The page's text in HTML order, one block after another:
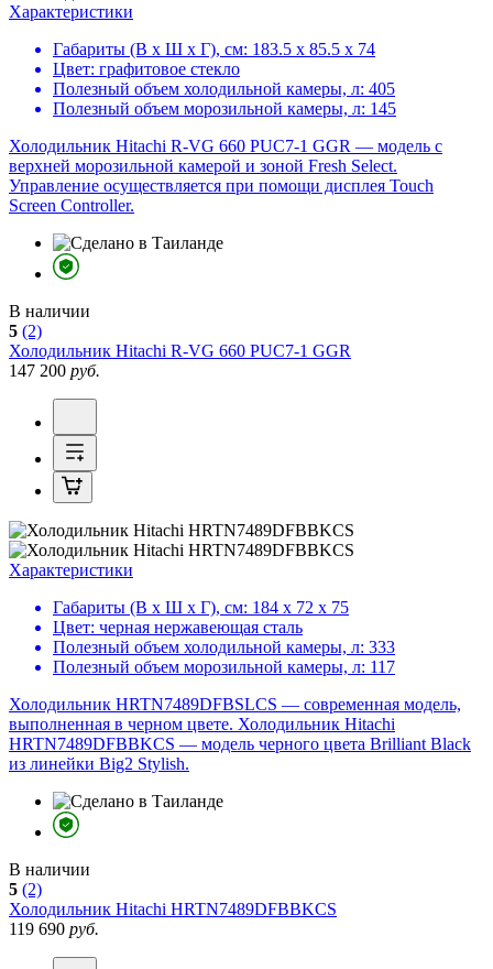
Характеристики
Габариты (В х Ш х Г), см: 183.5 х 85.5 х 74
Цвет: графитовое стекло
Полезный объем холодильной камеры, л: 405
Полезный объем морозильной камеры, л: 145
Холодильник Hitachi R-VG 660 PUC7-1 GGR — модель с
верхней морозильной камерой и зоной Fresh Select.
Управление осуществляется при помощи дисплея Touch
Screen Controller.
В наличии
5 (2)
Холодильник Hitachi R-VG 660 PUC7-1 GGR
147 200 руб.
Характеристики
Габариты (В х Ш х Г), см: 184 х 72 х 75
Цвет: черная нержавеющая сталь
Полезный объем холодильной камеры, л: 333
Полезный объем морозильной камеры, л: 117
Холодильник HRTN7489DFBSLCS — современная модель,
выполненная в черном цвете. Холодильник Hitachi
HRTN7489DFBBKCS — модель черного цвета Brilliant Black
из линейки Big2 Stylish.
В наличии
5 (2)
Холодильник Hitachi HRTN7489DFBBKCS
119 690 руб.